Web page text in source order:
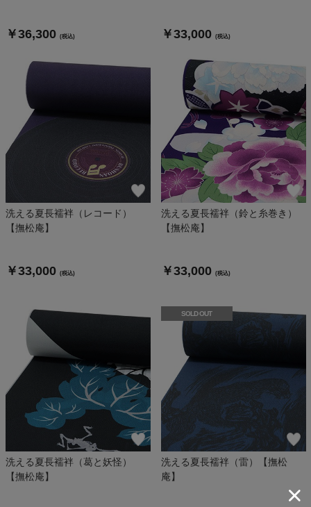
￥36,300 (税込) ￥33,000 (税込)
洗える夏長襦袢（レコード）
【撫松庵】
￥33,000 (税込)
洗える夏長襦袢（鈴と糸巻き）
【撫松庵】
￥33,000 (税込)
洗える夏長襦袢（葛と妖怪）
【撫松庵】
SOLD OUT
洗える夏長襦袢（雷）【撫松
庵】